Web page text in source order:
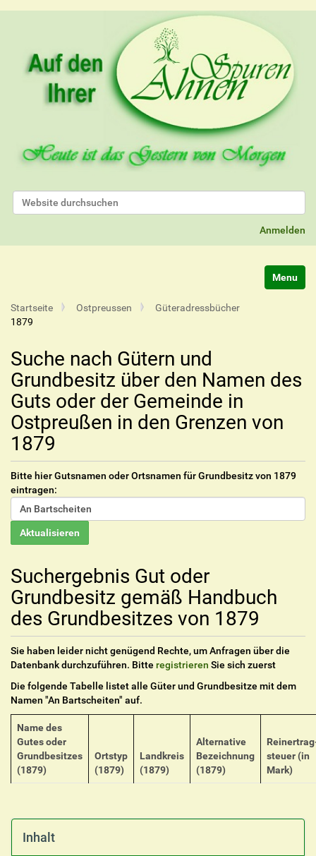
Website durchsuchen
Anmelden
Startseite Ostpreussen
Güteradressbücher
1879
Suche nach Gütern und
Grundbesitz über den Namen des
Guts oder der Gemeinde in
Ostpreußen in den Grenzen von
1879
Bitte hier Gutsnamen oder Ortsnamen für Grundbesitz von 1879
eintragen:
Suchergebnis Gut oder
Grundbesitz gemäß Handbuch
des Grundbesitzes von 1879
Sie haben leider nicht genügend Rechte, um Anfragen über die
Datenbank durchzuführen. Bitte registrieren Sie sich zuerst
Die folgende Tabelle listet alle Güter und Grundbesitze mit dem
Namen "An Bartscheiten" auf.
Name des
Gutes oder
Grundbesitzes
(1879)
Ortstyp
(1879)
Landkreis
(1879)
Alternative
Bezeichnung
(1879)
steuer (in
Mark)
Inhalt